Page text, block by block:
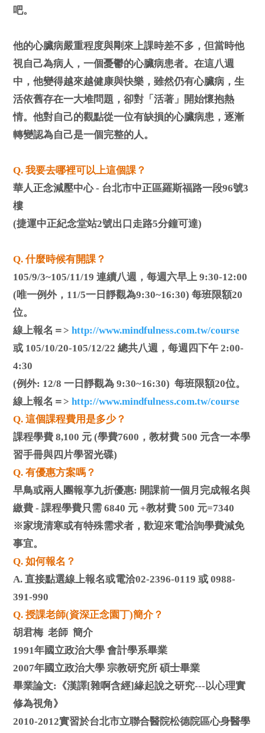
吧。
他的心臟病嚴重程度與剛來上課時差不多，但當時他
視自己為病人，一個憂鬱的心臟病患者。在這八週
中，他變得越來越健康與快樂，雖然仍有心臟病，生
活依舊存在一大堆問題，卻對「活著」開始懷抱熱
情。他對自己的觀點從一位有缺損的心臟病患，逐漸
轉變認為自己是一個完整的人。
Q. 我要去哪裡可以上這個課？
華人正念減壓中心 - 台北市中正區羅斯福路一段96號3
樓
(捷運中正紀念堂站2號出口走路5分鐘可達)
Q. 什麼時候有開課？
105/9/3~105/11/19 連續八週，每週六早上 9:30-12:00
(唯一例外，11/5一日靜觀為9:30~16:30) 每班限額20
位。
線上報名＝>http://www.mindfulness.com.tw/course
或 105/10/20-105/12/22 總共八週，每週四下午 2:00-
4:30
(例外: 12/8 一日靜觀為 9:30~16:30) 每班限額20位。
線上報名＝>http://www.mindfulness.com.tw/course
Q. 這個課程費用是多少？
課程學費 8,100 元 (學費7600，教材費 500 元含一本學
習手冊與四片學習光碟)
Q. 有優惠方案嗎？
早鳥或兩人團報享九折優惠: 開課前一個月完成報名與
繳費 - 課程學費只需 6840 元 +教材費 500 元=7340
※家境清寒或有特殊需求者，歡迎來電洽詢學費減免
事宜。
Q. 如何報名？
A. 直接點選線上報名或電洽02-2396-0119 或 0988-
391-990
Q. 授課老師(資深正念園丁)簡介？
胡君梅 老師 簡介
1991年國立政治大學 會計學系畢業
2007年國立政治大學 宗教研究所 碩士畢業
畢業論文:《漢譯[雜啊含經]緣起說之研究---以心理實
修為視角》
2010-2012實習於台北市立聯合醫院松德院區心身醫學